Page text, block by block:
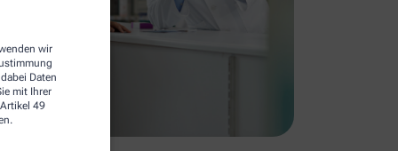
wir
Daten
mit Ihrer
49